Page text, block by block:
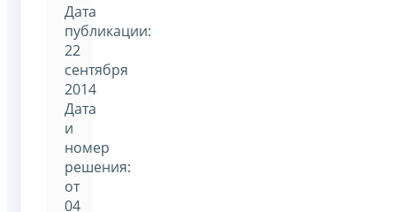
Дата
публикации:
22
сентября
2014
Дата
и
номер
решения:
от
04